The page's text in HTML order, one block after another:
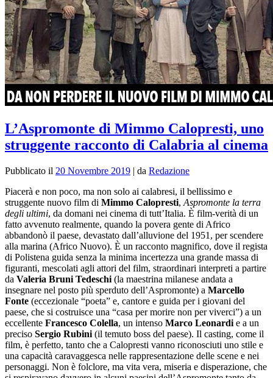
L’Aspromonte di Mimmo Calopresti, uno
struggente racconto di Calabria al cinema
Pubblicato il 20 Novembre 2019 | da Redazione
Piacerà e non poco, ma non solo ai calabresi, il bellissimo e
struggente nuovo film di Mimmo Calopresti, Aspromonte la terra
degli ultimi, da domani nei cinema di tutt’Italia. È film-verità di un
fatto avvenuto realmente, quando la povera gente di Africo
abbandonò il paese, devastato dall’alluvione del 1951, per scendere
alla marina (Africo Nuovo). È un racconto magnifico, dove il regista
di Polistena guida senza la minima incertezza una grande massa di
figuranti, mescolati agli attori del film, straordinari interpreti a partire
da Valeria Bruni Tedeschi (la maestrina milanese andata a
insegnare nel posto più sperduto dell’Aspromonte) a Marcello
Fonte (eccezionale “poeta” e, cantore e guida per i giovani del
paese, che si costruisce una “casa per morire non per viverci”) a un
eccellente Francesco Colella, un intenso Marco Leonardi e a un
preciso Sergio Rubini (il temuto boss del paese). Il casting, come il
film, è perfetto, tanto che a Calopresti vanno riconosciuti uno stile e
una capacità caravaggesca nelle rappresentazione delle scene e nei
personaggi. Non è folclore, ma vita vera, miseria e disperazione, che